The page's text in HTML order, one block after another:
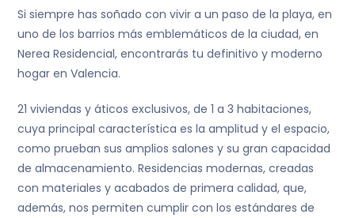
Si siempre has soñado con vivir a un paso de la playa, en
uno de los barrios más emblemáticos de la ciudad, en
Nerea Residencial, encontrarás tu definitivo y moderno
hogar en Valencia.
21 viviendas y áticos exclusivos, de 1 a 3 habitaciones,
cuya principal característica es la amplitud y el espacio,
como prueban sus amplios salones y su gran capacidad
de almacenamiento. Residencias modernas, creadas
con materiales y acabados de primera calidad, que,
además, nos permiten cumplir con los estándares de